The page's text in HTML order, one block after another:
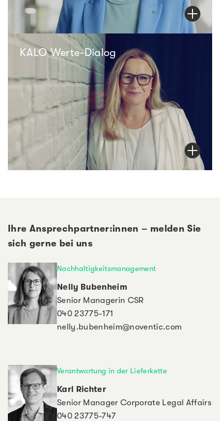
KALO Werte-Dialog
Ansprechpartner:innen
Ihre Ansprechpartner:innen – melden Sie
sich gerne bei uns
Nachhaltigkeitsmanagement
Nelly Bubenheim
Senior Managerin CSR
040 23775-171
nelly.bubenheim@noventic.com
Verantwortung in der Lieferkette
Karl Richter
Senior Manager Corporate Legal Affairs
040 23775-747